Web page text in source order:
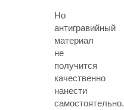
Но
антигравийный
материал
не
получится
качественно
нанести
самостоятельно.